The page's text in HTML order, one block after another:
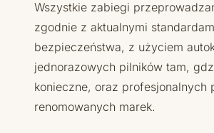
Wszystkie zabiegi
zgodnie z aktualnymi
bezpieczeństwa, z użyciem
jednorazowych pilników tam,
konieczne, oraz profesjonalnych
renomowanych marek.